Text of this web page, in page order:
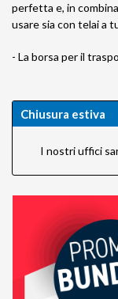
perfetta e, in
usare sia con telai a
- La borsa per il
Chiusura estiva
I nostri uffici